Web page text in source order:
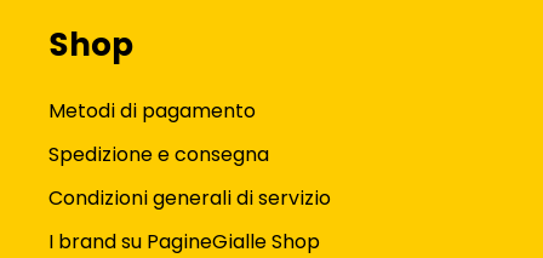
Shop
Metodi di pagamento
Spedizione e consegna
Condizioni generali di servizio
I brand su PagineGialle Shop